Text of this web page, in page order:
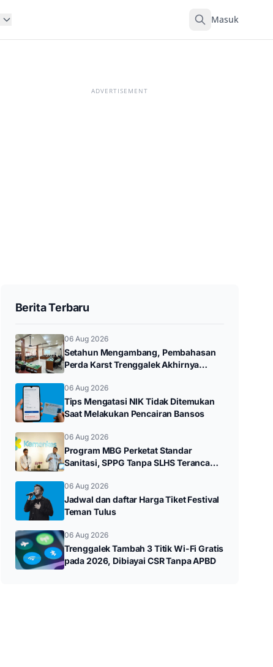
Masuk
ADVERTISEMENT
Berita Terbaru
06 Aug 2026
Setahun Mengambang, Pembahasan
Perda Karst Trenggalek Akhirnya
06 Aug 2026
Tips Mengatasi NIK Tidak Ditemukan
Saat Melakukan Pencairan Bansos
06 Aug 2026
Program MBG Perketat Standar
Sanitasi, SPPG Tanpa SLHS Terancam
06 Aug 2026
Jadwal dan daftar Harga Tiket Festival
Teman Tulus
06 Aug 2026
Trenggalek Tambah 3 Titik Wi-Fi Gratis
pada 2026, Dibiayai CSR Tanpa APBD